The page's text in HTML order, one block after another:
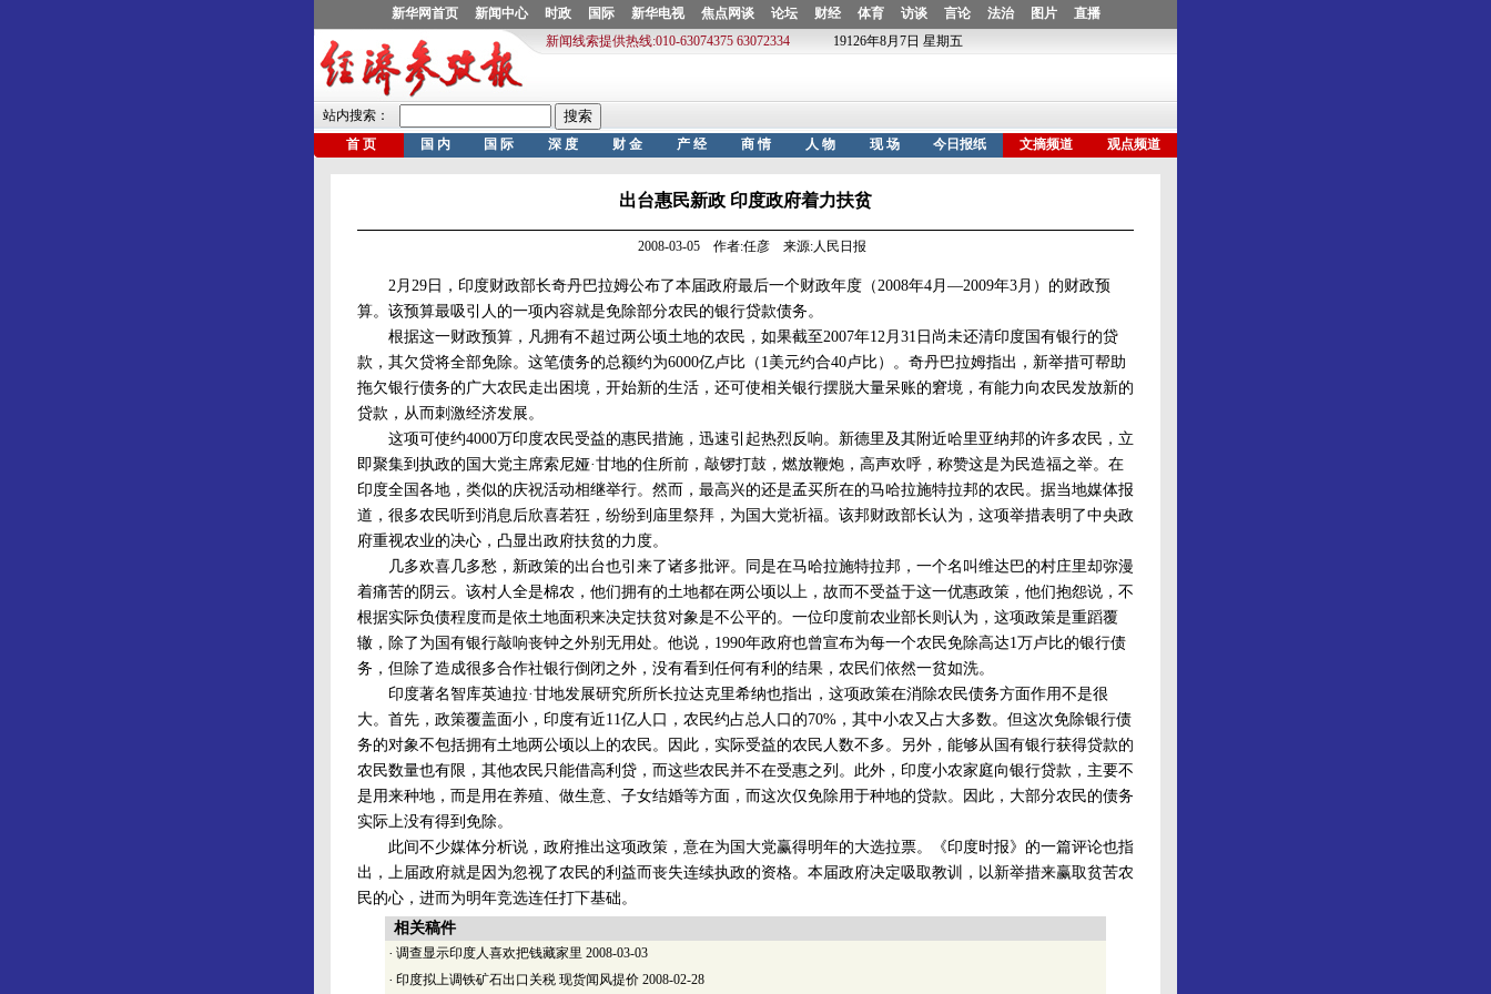
出台惠民新政 印度政府着力扶贫
2008-03-05 作者:任彦 来源:人民日报
2月29日，印度财政部长奇丹巴拉姆公布了本届政府最后一个财政年度（2008年4月—2009年3月）的财政预
算。该预算最吸引人的一项内容就是免除部分农民的银行贷款债务。
根据这一财政预算，凡拥有不超过两公顷土地的农民，如果截至2007年12月31日尚未还清印度国有银行的贷
款，其欠贷将全部免除。这笔债务的总额约为6000亿卢比（1美元约合40卢比）。奇丹巴拉姆指出，新举措可帮助
拖欠银行债务的广大农民走出困境，开始新的生活，还可使相关银行摆脱大量呆账的窘境，有能力向农民发放新的
贷款，从而刺激经济发展。
这项可使约4000万印度农民受益的惠民措施，迅速引起热烈反响。新德里及其附近哈里亚纳邦的许多农民，立
即聚集到执政的国大党主席索尼娅·甘地的住所前，敲锣打鼓，燃放鞭炮，高声欢呼，称赞这是为民造福之举。在
印度全国各地，类似的庆祝活动相继举行。然而，最高兴的还是孟买所在的马哈拉施特拉邦的农民。据当地媒体报
道，很多农民听到消息后欣喜若狂，纷纷到庙里祭拜，为国大党祈福。该邦财政部长认为，这项举措表明了中央政
府重视农业的决心，凸显出政府扶贫的力度。
几多欢喜几多愁，新政策的出台也引来了诸多批评。同是在马哈拉施特拉邦，一个名叫维达巴的村庄里却弥漫
着痛苦的阴云。该村人全是棉农，他们拥有的土地都在两公顷以上，故而不受益于这一优惠政策，他们抱怨说，不
根据实际负债程度而是依土地面积来决定扶贫对象是不公平的。一位印度前农业部长则认为，这项政策是重蹈覆
辙，除了为国有银行敲响丧钟之外别无用处。他说，1990年政府也曾宣布为每一个农民免除高达1万卢比的银行债
务，但除了造成很多合作社银行倒闭之外，没有看到任何有利的结果，农民们依然一贫如洗。
印度著名智库英迪拉·甘地发展研究所所长拉达克里希纳也指出，这项政策在消除农民债务方面作用不是很
大。首先，政策覆盖面小，印度有近11亿人口，农民约占总人口的70%，其中小农又占大多数。但这次免除银行债
务的对象不包括拥有土地两公顷以上的农民。因此，实际受益的农民人数不多。另外，能够从国有银行获得贷款的
农民数量也有限，其他农民只能借高利贷，而这些农民并不在受惠之列。此外，印度小农家庭向银行贷款，主要不
是用来种地，而是用在养殖、做生意、子女结婚等方面，而这次仅免除用于种地的贷款。因此，大部分农民的债务
实际上没有得到免除。
此间不少媒体分析说，政府推出这项政策，意在为国大党赢得明年的大选拉票。《印度时报》的一篇评论也指
出，上届政府就是因为忽视了农民的利益而丧失连续执政的资格。本届政府决定吸取教训，以新举措来赢取贫苦农
民的心，进而为明年竞选连任打下基础。
相关稿件
· 调查显示印度人喜欢把钱藏家里 2008-03-03
· 印度拟上调铁矿石出口关税 现货闻风提价 2008-02-28